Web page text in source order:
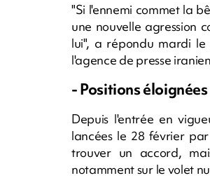
"Si l'ennemi commet la
une nouvelle agression
lui", a répondu mardi
l'agence de presse
- Positions
Depuis l'entrée en
lancées le 28 février
trouver un accord,
notamment sur le volet